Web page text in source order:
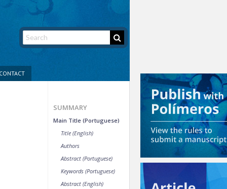
CONTACT
SUMMARY
Main Title (Portuguese)
Title (English)
Authors
Abstract (Portuguese)
Keywords (Portuguese)
Abstract (English)